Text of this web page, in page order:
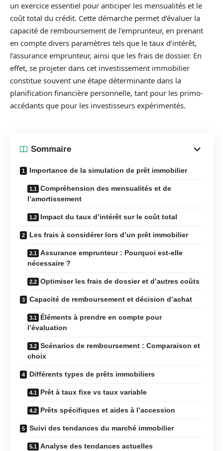
un exercice essentiel pour anticiper les mensualités et le
coût total du crédit. Cette démarche permet d’évaluer la
capacité de remboursement de l’emprunteur, en prenant
en compte divers paramètres tels que le taux d’intérêt,
l’assurance emprunteur, ainsi que les frais de dossier. En
effet, se projeter dans cet investissement immobilier
constitue souvent une étape déterminante dans la
planification financière personnelle, tant pour les primo-
accédants que pour les investisseurs expérimentés.
Sommaire
Importance de la simulation de prêt immobilier
Compréhension des mensualités et de
l’amortissement
Impact du taux d’intérêt sur le coût total
Les frais à considérer lors d’un prêt immobilier
Assurance emprunteur : Pourquoi est-elle
nécessaire ?
Optimiser les frais de dossier et d’autres coûts
Capacité de remboursement et décision d’achat
Éléments à prendre en compte pour
l’évaluation
Scénarios de remboursement : Comparaison et
choix
Différents types de prêts immobiliers
Prêt à taux fixe vs taux variable
Prêts spécifiques et aides à l’accession
Suivi des tendances du marché immobilier
Analyse des tendances actuelles